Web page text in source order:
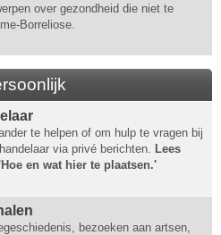
over gezondheid die niet te
Borreliose.
te helpen of om hulp te vragen bij
via privé berichten. Lees
en wat hier te plaatsen.'
bezoeken aan artsen,